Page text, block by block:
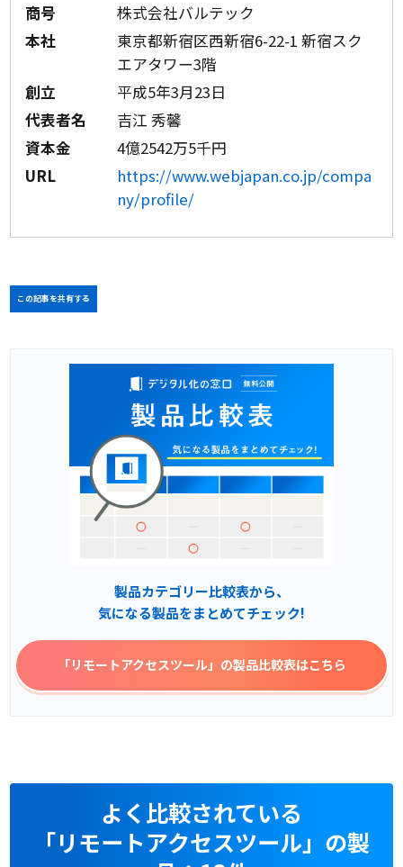
商号
株式会社バルテック
本社
東京都新宿区西新宿6-22-1 新宿スク
エアタワー3階
創立
平成5年3月23日
代表者名
吉江 秀馨
資本金
4億2542万5千円
URL
https://www.webjapan.co.jp/compa
ny/profile/
この記事を共有する
製品カテゴリー比較表から、
気になる製品をまとめてチェック!
「リモートアクセスツール」 の製品比較表はこちら
よく比較されている
「リモートアクセスツール」の製